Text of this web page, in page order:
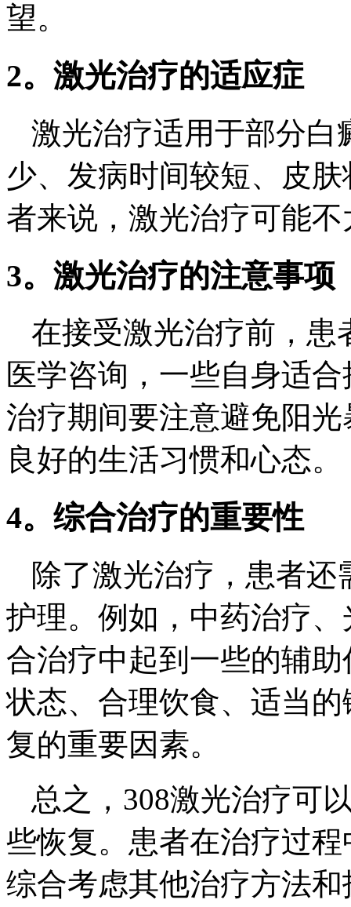
望。
2。激光治疗的适应症
激光治疗适用于部分白
少、发病时间较短、皮
者来说，激光治疗可能
3。激光治疗的注意事项
在接受激光治疗前，患
医学咨询，一些自身适
治疗期间要注意避免阳
良好的生活习惯和心态。
4。综合治疗的重要性
除了激光治疗，患者
护理。例如，中药治疗
合治疗中起到一些的辅
状态、合理饮食、适当
复的重要因素。
总之，308激光治疗可
些恢复。患者在治疗过
综合考虑其他治疗方法